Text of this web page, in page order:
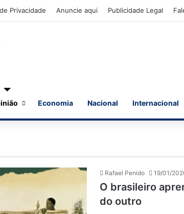
Privacidade Anuncie aqui Publicidade Legal
Economia Nacional Internacional
Rafael Penido 19/01/
O brasileiro
do outro